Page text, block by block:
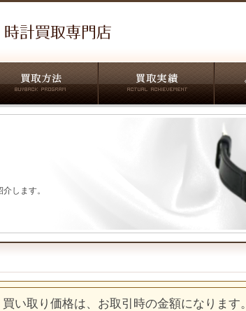
します。
買い取り価格は、お取引時の金額になります。